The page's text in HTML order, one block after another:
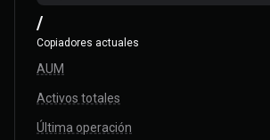
/
Copiadores actuales
AUM
Activos totales
Última operación